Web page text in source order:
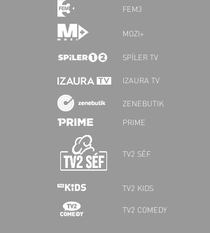
FEM3
MOZI+
SPÍLER TV
IZAURA TV
ZENEBUTIK
PRIME
TV2 SÉF
TV2 KIDS
TV2 COMEDY